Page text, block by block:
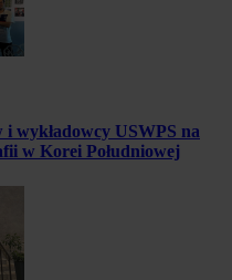
i wykładowcy USWPS na
w Korei Południowej